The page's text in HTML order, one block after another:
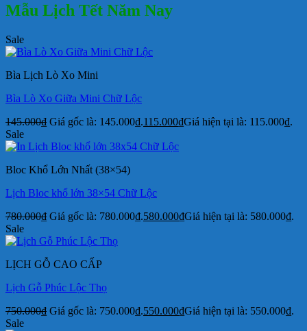
Mẫu Lịch Tết Năm Nay
Sale
Bìa Lịch Lò Xo Mini
Bìa Lò Xo Giữa Mini Chữ Lộc
145.000₫ Giá gốc là: 145.000₫.115.000₫Giá hiện tại là: 115.000₫.
Sale
Bloc Khổ Lớn Nhất (38×54)
Lịch Bloc khổ lớn 38×54 Chữ Lộc
780.000₫ Giá gốc là: 780.000₫.580.000₫Giá hiện tại là: 580.000₫.
Sale
LỊCH GỖ CAO CẤP
Lịch Gỗ Phúc Lộc Thọ
750.000₫ Giá gốc là: 750.000₫.550.000₫Giá hiện tại là: 550.000₫.
Sale